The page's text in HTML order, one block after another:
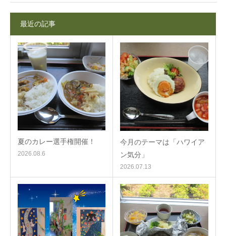
最近の記事
夏のカレー選手権開催！
2026.08.6
今月のテーマは「ハワイア
ン気分」
2026.07.13